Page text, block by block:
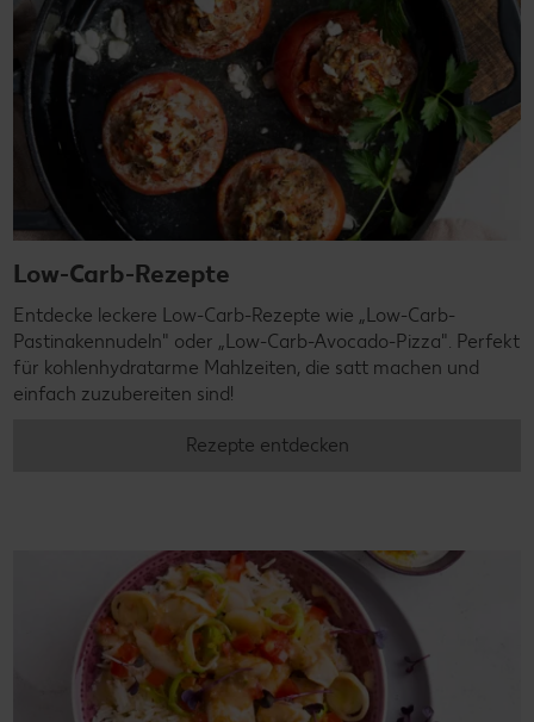
Low-Carb-Rezepte
Entdecke leckere Low-Carb-Rezepte wie „Low-Carb-
Pastinakennudeln" oder „Low-Carb-Avocado-Pizza". Perfekt
für kohlenhydratarme Mahlzeiten, die satt machen und
einfach zuzubereiten sind!
Rezepte entdecken